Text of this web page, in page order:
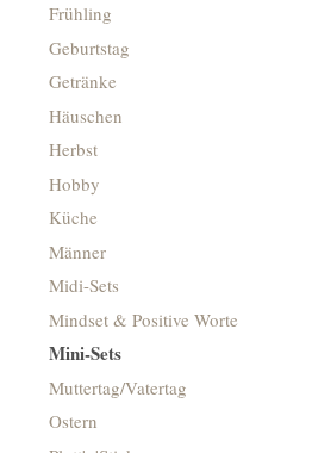
Frühling
Geburtstag
Getränke
Häuschen
Herbst
Hobby
Küche
Männer
Midi-Sets
Mindset & Positive Worte
Mini-Sets
Muttertag/Vatertag
Ostern